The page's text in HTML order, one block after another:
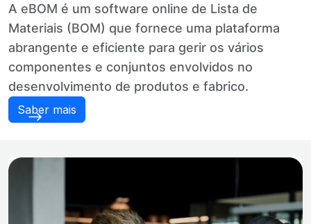
A eBOM é um software online de Lista de
Materiais (BOM) que fornece uma plataforma
abrangente e eficiente para gerir os vários
componentes e conjuntos envolvidos no
desenvolvimento de produtos e fabrico.
Saber mais